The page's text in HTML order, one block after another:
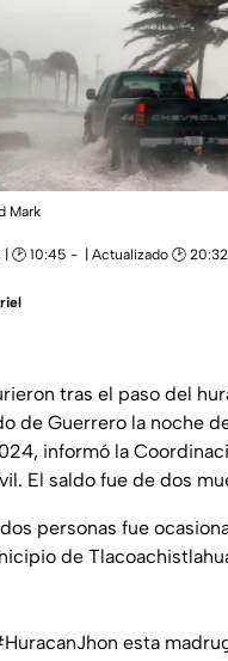
Mark
🕑 10:45 | Actualizado 🕑 20:32
tras el paso del
de Guerrero la noche
informó la
El saldo fue de dos
personas fue
de
esta